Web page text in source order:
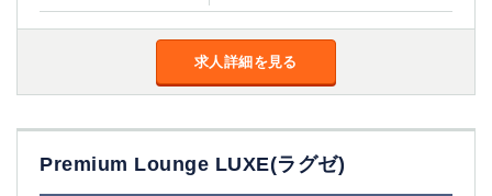
求人詳細を見る
Premium Lounge LUXE(ラグゼ)